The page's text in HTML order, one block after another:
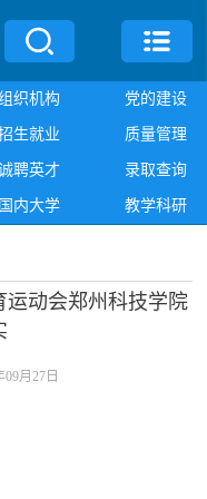
织机构 党的建设
生就业 质量管理
聘英才 录取查询
国内大学 教学科研
运动会郑州科技学院
月27日